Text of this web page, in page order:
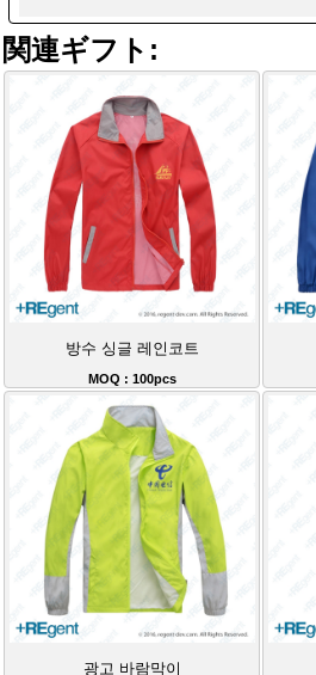
関連ギフト:
방수 싱글 레인코트
MOQ : 100pcs
광고 바람막이